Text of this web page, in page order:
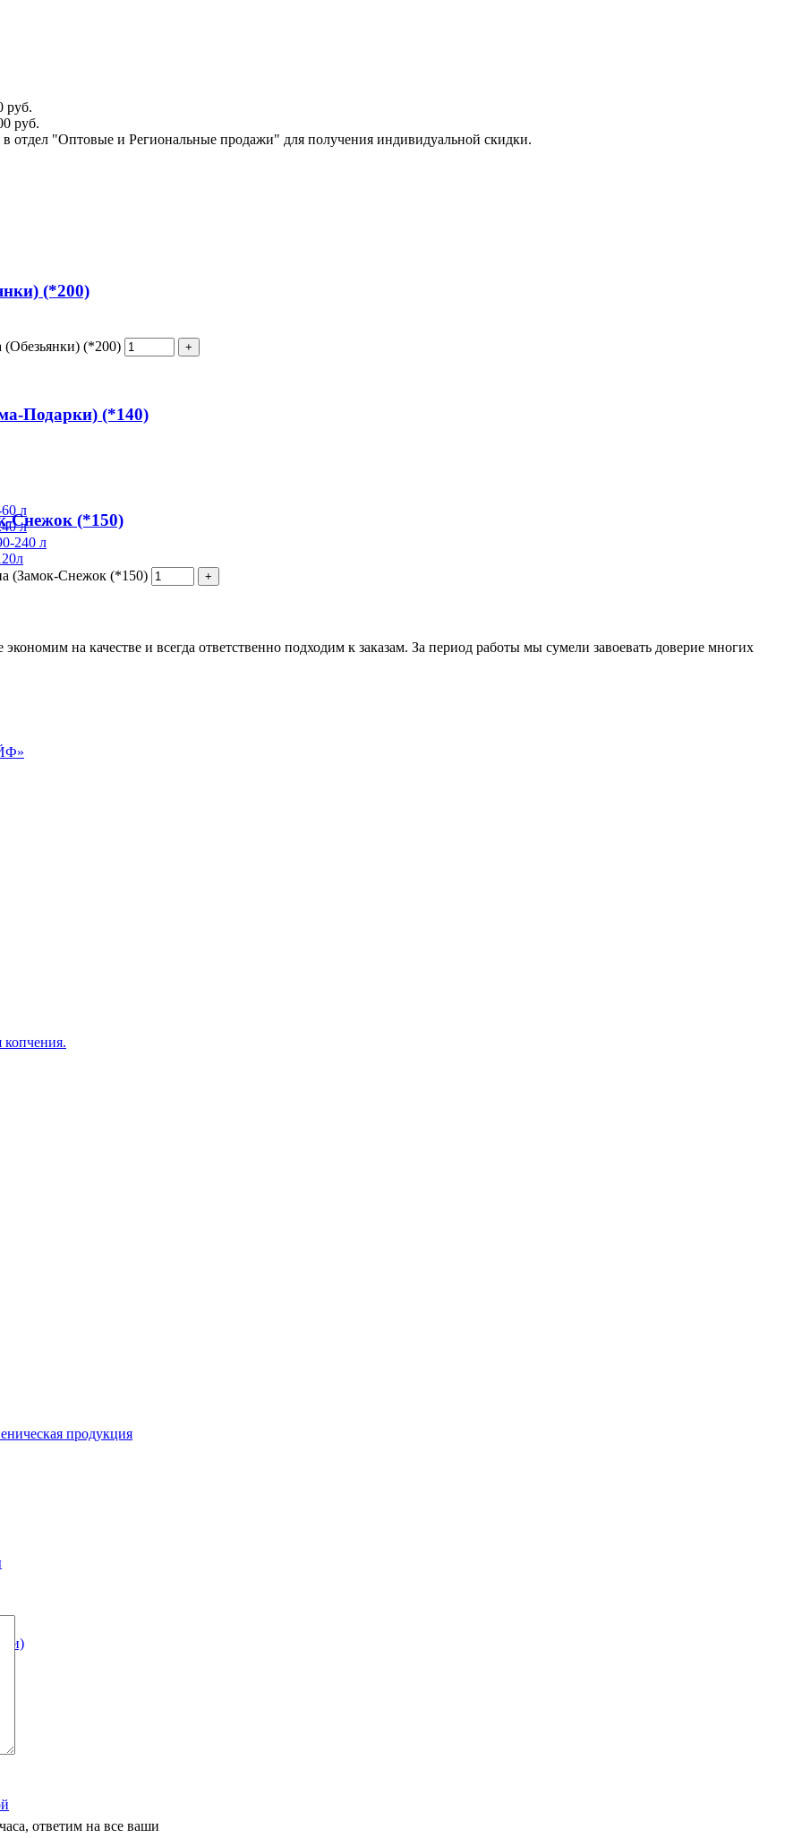
л
л
240 л
копчения.
ответим на все ваши
руб.
руб.
отдел "Оптовые и Региональные продажи" для получения индивидуальной скидки.
(*200)
(Обезьянки) (*200)
Подарки) (*140)
Снежок (*150)
(Замок-Снежок (*150)
на качестве и всегда ответственно подходим к заказам. За период работы мы сумели завоевать доверие многих
продукция